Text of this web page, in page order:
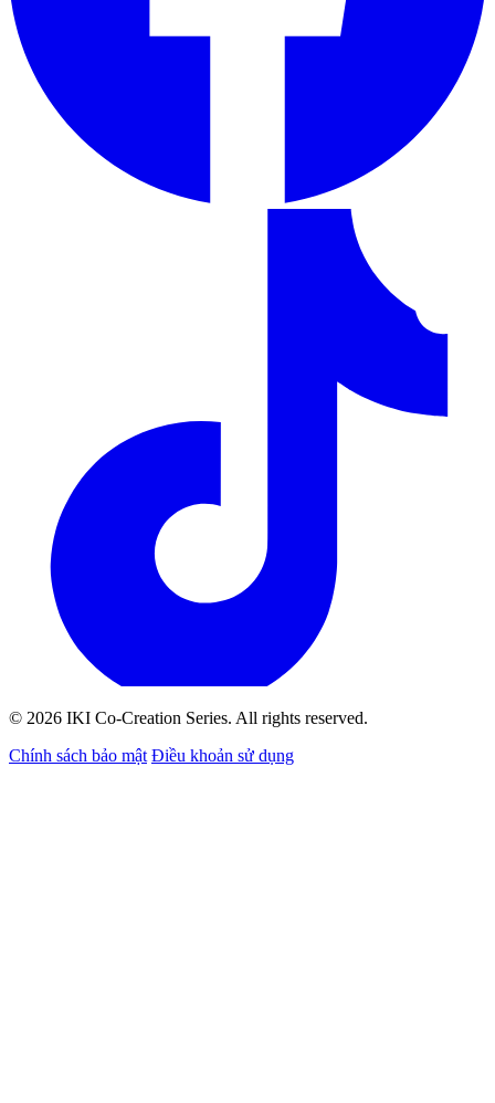
© 2026 IKI Co-Creation Series. All rights reserved.
Chính sách bảo mật Điều khoản sử dụng